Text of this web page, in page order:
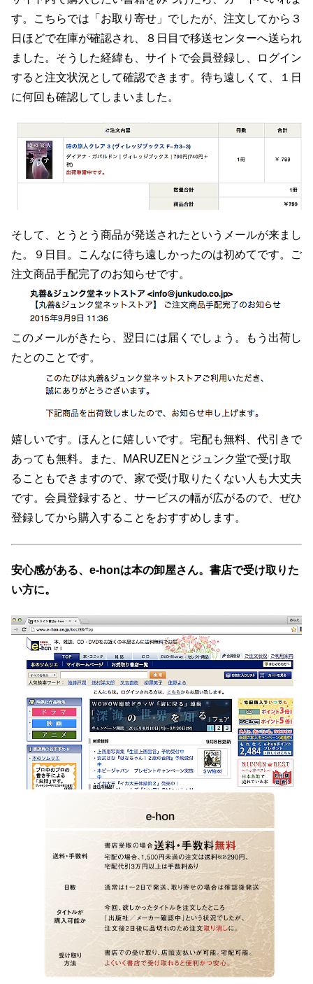
す。こちらでは「お取り寄せ」でしたが、注文してから３
日ほどで在庫が確認され、８日目で移送センターへ送られ
ました。そうした経緯も、サイトで会員登録し、ログイン
すると注文状況として確認できます。待ち遠しくて、１日
に何回も確認してしまいました。
そして、とうとう商品が発送されたというメールが来まし
た。９日目。こんなに待ち遠しかったのは初めてです。ご
注文商品手配完了のお知らせです。
このメールがきたら、翌日には届くでしょう。もう出荷し
たとのことです。
嬉しいです。ほんとに嬉しいです。宅配も無料、代引きで
あっても無料。また、MARUZENとジュンク堂で受け取
ることもできますので、家で受け取りたくない人も大丈夫
です。会員登録すると、サービスの幅が広がるので、ぜひ
登録してから購入することをおすすめします。
安心感がある、e-honは本の卸屋さん。書店で受け取りた
い方に。